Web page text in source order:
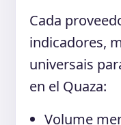
Cada
indicadores,
universais
en el Quaza:
Volume